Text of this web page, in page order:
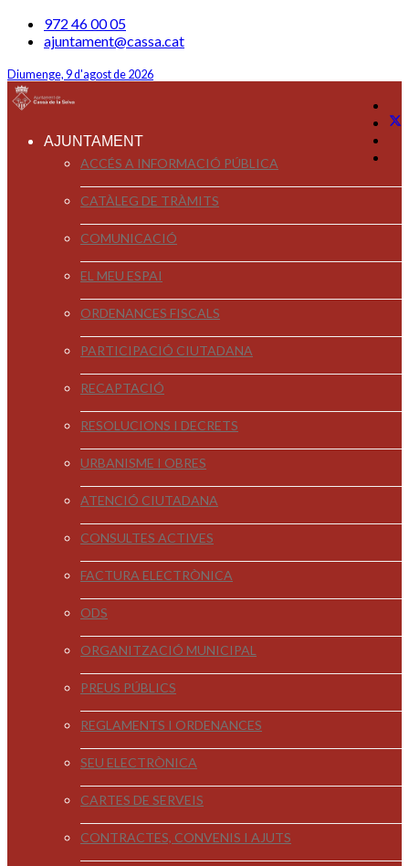
972 46 00 05
ajuntament@cassa.cat
Diumenge, 9 d'agost de 2026
AJUNTAMENT
ACCÉS A INFORMACIÓ PÚBLICA
CATÀLEG DE TRÀMITS
COMUNICACIÓ
EL MEU ESPAI
ORDENANCES FISCALS
PARTICIPACIÓ CIUTADANA
RECAPTACIÓ
RESOLUCIONS I DECRETS
URBANISME I OBRES
ATENCIÓ CIUTADANA
CONSULTES ACTIVES
FACTURA ELECTRÒNICA
ODS
ORGANITZACIÓ MUNICIPAL
PREUS PÚBLICS
REGLAMENTS I ORDENANCES
SEU ELECTRÒNICA
CARTES DE SERVEIS
CONTRACTES, CONVENIS I AJUTS